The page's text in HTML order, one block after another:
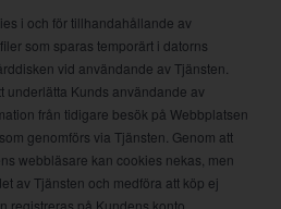
i och för tillhandahållande av
som sparas temporärt i datorns
vid användande av Tjänsten.
underlätta Kunds användande av
från tidigare besök på Webbplatsen
genomförs via Tjänsten. Genom att
webbläsare kan cookies nekas, men
av Tjänsten och medföra att köp ej
registreras på Kundens konto.